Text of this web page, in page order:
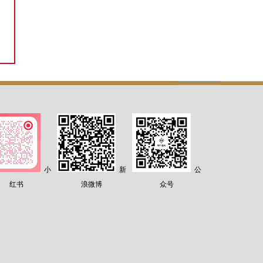
公
众号
新
浪微博
小
红书